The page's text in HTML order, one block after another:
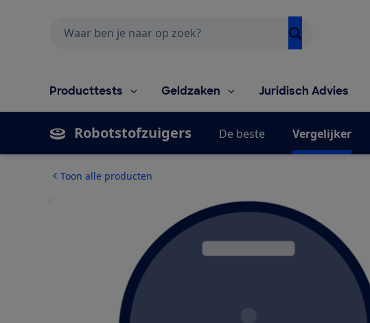
Producttests Geldzaken Juridisch Advies
Robotstofzuigers De beste Vergelijker
Toon alle producten